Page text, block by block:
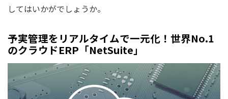
してはいかがでしょうか。
予実管理をリアルタイムで一元化！世界No.1
のクラウドERP「NetSuite」